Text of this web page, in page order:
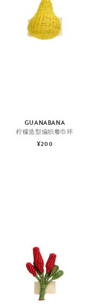
GUANABANA
柠檬造型编织餐巾环
¥200